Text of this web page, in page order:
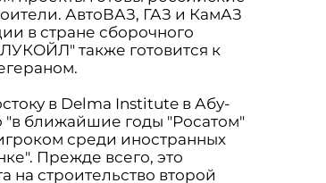
АвтоВАЗ, ГАЗ и КамАЗ
в стране сборочного
также готовится к
в Delma Institute в Абу-
ближайшие годы "Росатом"
среди иностранных
Прежде всего, это
на строительство второй